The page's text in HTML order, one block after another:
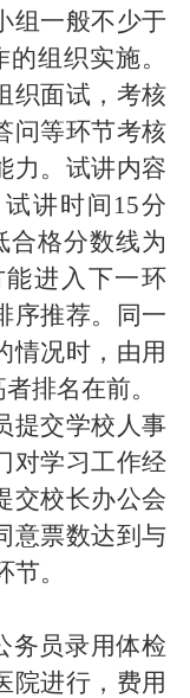
组一般不少于
组织实施。
织面试，考核
问等环节考核
力。试讲内容
讲时间 15分
合格分数线为
进入下一环
序推荐。同一
情况时，由用
排名在前。
提交学校人事
对学习工作经
交校长办公会
意票数达到与
。
务员录用体检
院进行，费用